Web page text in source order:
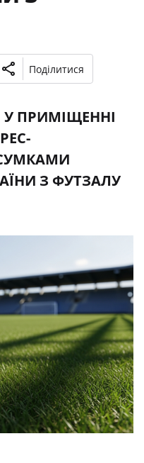
Поділитися
ПРИМІЩЕННІ
З ФУТЗАЛУ